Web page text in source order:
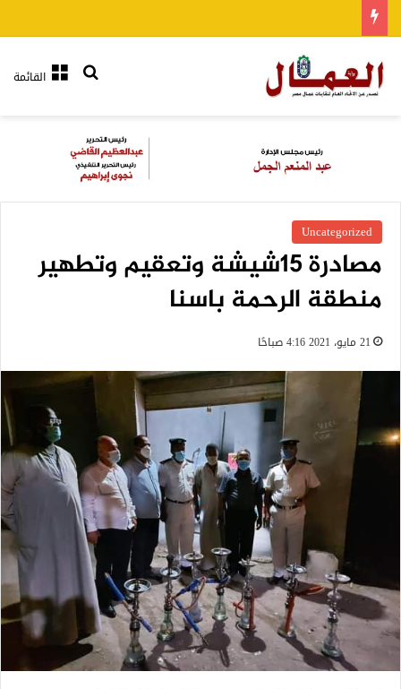
القائمةبحث عن
Uncategorized
مصادرة 15شيشة وتعقيم وتطهير
منطقة الرحمة باسنا
21 مايو، 2021 4:16 صباحًا